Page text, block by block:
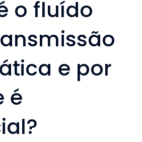
o fluído
e por
é